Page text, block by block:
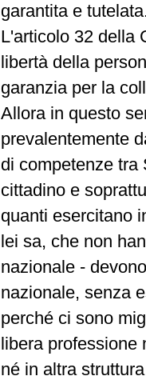
garantita e
L'articolo 32 della
libertà della
garanzia per la
Allora in questo
prevalentemente
di competenze tra
cittadino e
quanti esercitano
lei sa, che non
nazionale -
nazionale, senza
perché ci sono
libera professione
né in altra